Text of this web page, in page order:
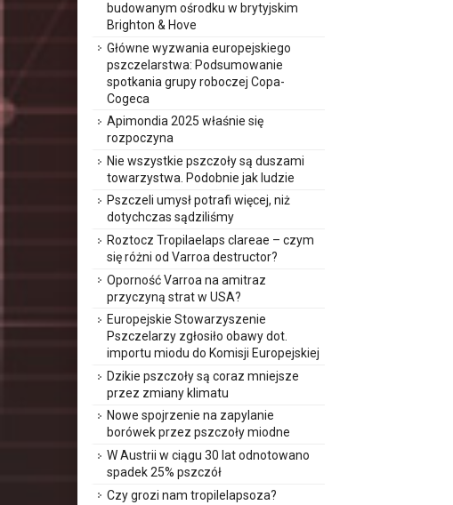
budowanym ośrodku w brytyjskim
Brighton & Hove
Główne wyzwania europejskiego
pszczelarstwa: Podsumowanie
spotkania grupy roboczej Copa-
Cogeca
Apimondia 2025 właśnie się
rozpoczyna
Nie wszystkie pszczoły są duszami
towarzystwa. Podobnie jak ludzie
Pszczeli umysł potrafi więcej, niż
dotychczas sądziliśmy
Roztocz Tropilaelaps clareae – czym
się różni od Varroa destructor?
Oporność Varroa na amitraz
przyczyną strat w USA?
Europejskie Stowarzyszenie
Pszczelarzy zgłosiło obawy dot.
importu miodu do Komisji Europejskiej
Dzikie pszczoły są coraz mniejsze
przez zmiany klimatu
Nowe spojrzenie na zapylanie
borówek przez pszczoły miodne
W Austrii w ciągu 30 lat odnotowano
spadek 25% pszczół
Czy grozi nam tropilelapsoza?